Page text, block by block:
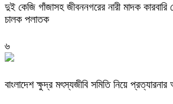
দুই কেজি গাঁজাসহ জীবননগরের নারী মাদক
চালক পলাতক
৬
বাংলাদেশ ক্ষুদ্র মৎস্যজীবি সমিতি নিয়ে